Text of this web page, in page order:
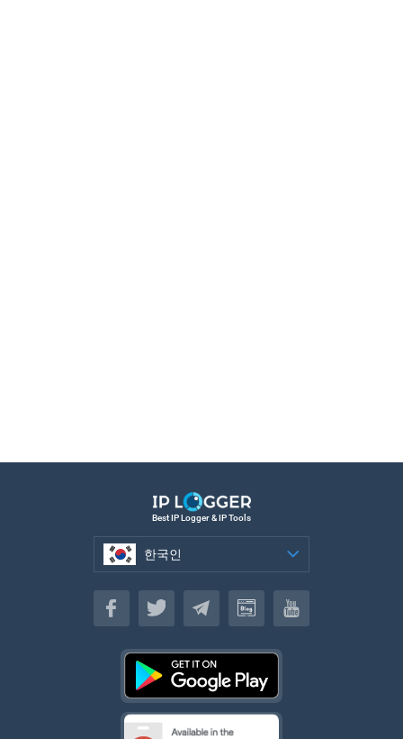
Best IP Logger & IP Tools
한국인
한국인